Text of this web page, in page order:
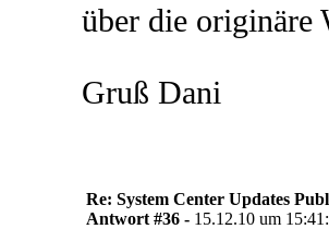
über die originäre
Gruß Dani
Re: System Center Updates
Antwort #36 - 15.12.10 um